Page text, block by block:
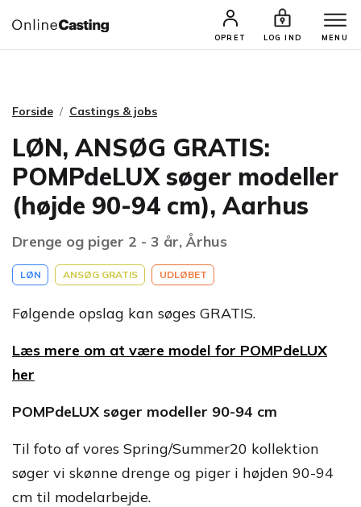
OPRET LOG IND MENU
CASTINGS & JOBS SØG PROFIL
Forside Castings & jobs
LØN, ANSØG GRATIS:
POMPdeLUX søger modeller
(højde 90-94 cm), Aarhus
Drenge og piger 2 - 3 år, Århus
LØN ANSØG GRATIS UDLØBET
Følgende opslag kan søges GRATIS.
Læs mere om at være model for POMPdeLUX
her
POMPdeLUX søger modeller 90-94 cm
Til foto af vores Spring/Summer20 kollektion
søger vi skønne drenge og piger i højden 90-94
cm til modelarbejde.